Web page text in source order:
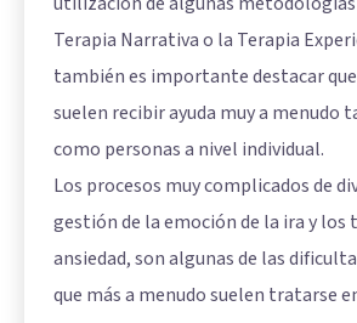
Terapia Narrativa o la Terapia
también es importante destacar
suelen recibir ayuda muy a menudo
como personas a nivel individual.
Los procesos muy complicados de
gestión de la emoción de la ira y los
ansiedad, son algunas de las
que más a menudo suelen tratarse